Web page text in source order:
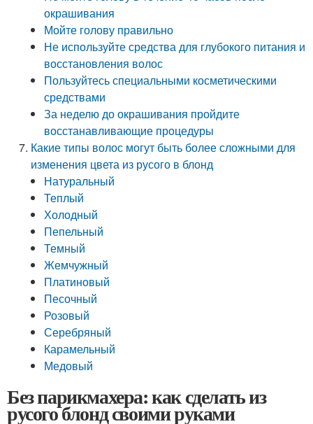
окрашивания
Мойте голову правильно
Не используйте средства для глубокого питания и
восстановления волос
Пользуйтесь специальными косметическими
средствами
За неделю до окрашивания пройдите
восстанавливающие процедуры
Какие типы волос могут быть более сложными для
изменения цвета из русого в блонд
Натуральный
Теплый
Холодный
Пепельный
Темный
Жемчужный
Платиновый
Песочный
Розовый
Серебряный
Карамельный
Медовый
Без парикмахера: как сделать из
русого блонд своими руками